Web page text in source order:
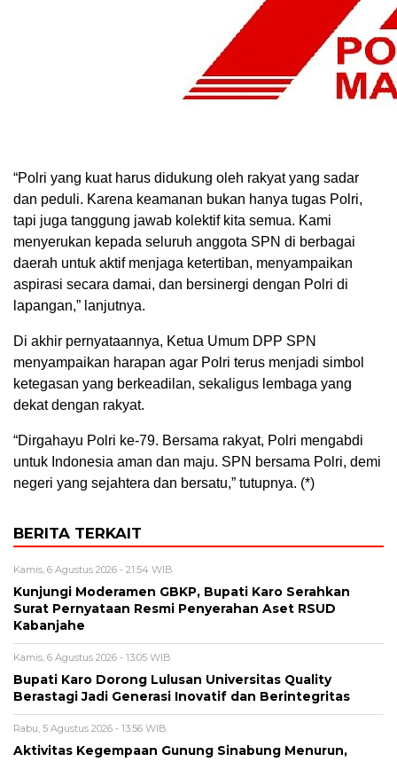
“Polri yang kuat harus didukung oleh rakyat yang sadar
dan peduli. Karena keamanan bukan hanya tugas Polri,
tapi juga tanggung jawab kolektif kita semua. Kami
menyerukan kepada seluruh anggota SPN di berbagai
daerah untuk aktif menjaga ketertiban, menyampaikan
aspirasi secara damai, dan bersinergi dengan Polri di
lapangan,” lanjutnya.
Di akhir pernyataannya, Ketua Umum DPP SPN
menyampaikan harapan agar Polri terus menjadi simbol
ketegasan yang berkeadilan, sekaligus lembaga yang
dekat dengan rakyat.
“Dirgahayu Polri ke-79. Bersama rakyat, Polri mengabdi
untuk Indonesia aman dan maju. SPN bersama Polri, demi
negeri yang sejahtera dan bersatu,” tutupnya. (*)
BERITA TERKAIT
Kamis, 6 Agustus 2026 - 21:54 WIB
Kunjungi Moderamen GBKP, Bupati Karo Serahkan
Surat Pernyataan Resmi Penyerahan Aset RSUD
Kabanjahe
Kamis, 6 Agustus 2026 - 13:05 WIB
Bupati Karo Dorong Lulusan Universitas Quality
Berastagi Jadi Generasi Inovatif dan Berintegritas
Rabu, 5 Agustus 2026 - 13:56 WIB
Aktivitas Kegempaan Gunung Sinabung Menurun,